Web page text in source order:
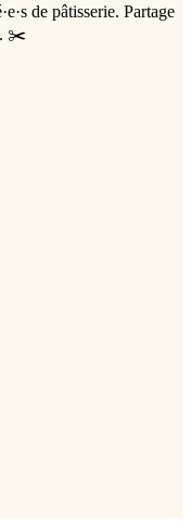
de pâtisserie. Partage
✂️